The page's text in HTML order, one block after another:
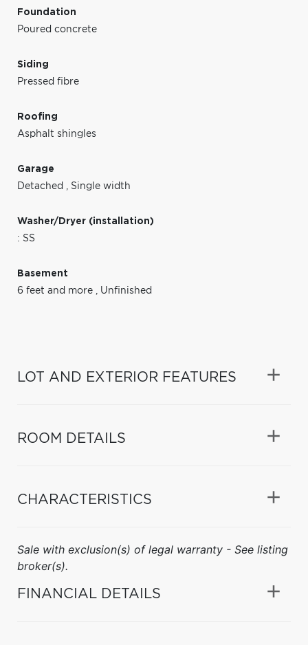
Foundation
Poured concrete
Siding
Pressed fibre
Roofing
Asphalt shingles
Garage
Detached , Single width
Washer/Dryer (installation)
: SS
Basement
6 feet and more , Unfinished
LOT AND EXTERIOR FEATURES
ROOM DETAILS
CHARACTERISTICS
Sale with exclusion(s) of legal warranty - See listing
broker(s).
FINANCIAL DETAILS